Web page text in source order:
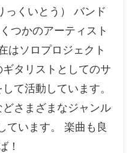
くいとう） バンド
つかのアーティスト
はソロプロジェクト
タリストとしてのサ
て活動しています。
さまざまなジャンル
ています。 楽曲も良
！